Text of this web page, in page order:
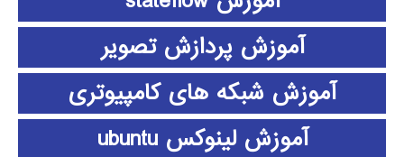
آموزش پردازش تصویر
آموزش شبکه های کامپیوتری
آموزش لینوکس ubuntu